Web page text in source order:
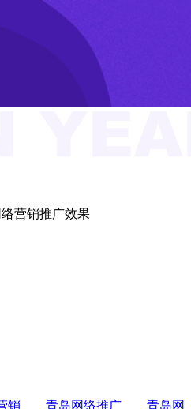
营销推广效果
销 青岛网络推广
青岛网